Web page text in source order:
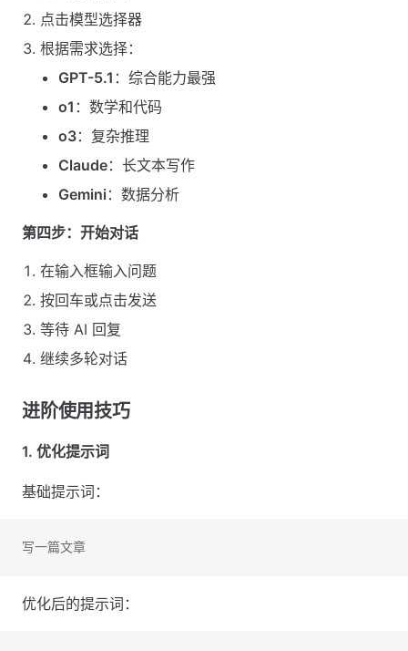
点击模型选择器
根据需求选择：
GPT-5.1 ：综合能力最强
o1 ：数学和代码
o3：复杂推理
Claude：长文本写作
Gemini ：数据分析
第四步：开始对话
在输入框输入问题
按回车或点击发送
等待 AI 回复
继续多轮对话
进阶使用技巧
1. 优化提示词
基础提示词：
写一篇文章
优化后的提示词：